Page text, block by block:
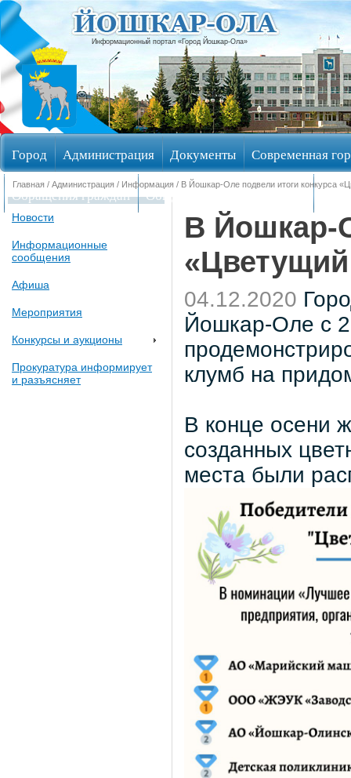
Информационный портал «Город Йошкар-Ола»
Город Администрация Документы Современная
Обращения граждан Общественные обсуждения
Главная / Администрация / Информация / В Йошкар-Оле подвели итоги конкурса
Новости
Информационные
сообщения
Афиша
Мероприятия
Конкурсы и аукционы
Прокуратура информирует
и разъясняет
В Йошкар-
04.12.2020
Йошкар-Оле с
клумб на
В конце осени
созданных
места были